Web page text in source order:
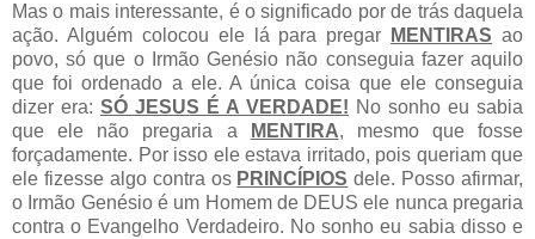
Mas o mais interessante, é o significado por de trás daquela
ação. Alguém colocou ele lá para pregar
MENTIRAS ao
povo, só que o Irmão Genésio não conseguia fazer aquilo
que foi ordenado a ele. A única coisa que ele conseguia
dizer era: SÓ JESUS É A VERDADE! No sonho eu sabia
que ele não pregaria a
MENTIRA, mesmo que fosse
forçadamente. Por isso ele estava irritado, pois queriam que
ele fizesse algo contra os PRINCÍPIOS dele. Posso afirmar,
o Irmão Genésio é um Homem de DEUS ele nunca pregaria
contra o Evangelho Verdadeiro. No sonho eu sabia disso e